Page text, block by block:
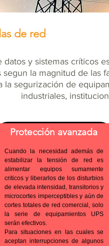
de red
datos y sistemas críticos
la magnitud de las
la segurización de
industriales,
Protección avanzada
Cuando la necesidad además de
estabilizar la tensión de red es
alimentar equipos sumamente
criticos y liberarlos de los disturbios
de elevada intensidad, transitorios y
microcortes imperceptibles y aún de
cortes totales de red comercial, solo
la serie de equipamientos UPS
serán efectivos.
Para situaciones en las cuales se
aceptan interrupciones de algunos